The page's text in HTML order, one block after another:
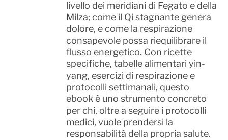
livello dei meridiani di Fegato e della
Milza; come il Qi stagnante genera
dolore, e come la respirazione
consapevole possa riequilibrare il
flusso energetico. Con ricette
specifiche, tabelle alimentari yin-
yang, esercizi di respirazione e
protocolli settimanali, questo
ebook è uno strumento concreto
per chi, oltre a seguire i protocolli
medici, vuole prendersi la
responsabilità della propria salute.